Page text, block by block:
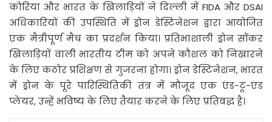
कोरिया और भारत के खिलाड़ियों ने दिल्ली में FIDA और DSAI
अधिकारियों की उपस्थिति में ड्रोन डेस्टिनेशन द्वारा आयोजित
एक मैत्रीपूर्ण मैच का प्रदर्शन किया। प्रतिभाशाली ड्रोन सॉकर
खिलाड़ियों वाली भारतीय टीम को अपने कौशल को निखारने
के लिए कठोर प्रशिक्षण से गुजरना होगा। ड्रोन डेस्टिनेशन, भारत
में ड्रोन के पूरे पारिस्थितिकी तंत्र में मौजूद एक एंड-टू-एंड
प्लेयर, उन्हें भविष्य के लिए तैयार करने के लिए प्रतिबद्ध है।